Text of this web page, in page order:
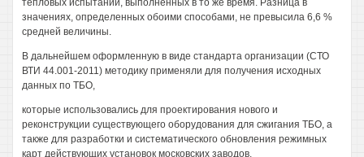
тепловых испытаний, выполненных в то же время. Разница в
значениях, определенных обоими способами, не превысила 6,6 %
средней величины.
В дальнейшем оформленную в виде стандарта организации (СТО
ВТИ 44.001-2011) методику применяли для получения исходных
данных по ТБО,
которые использовались для проектирования нового и
реконструкции существующего оборудования для сжигания ТБО, а
также для разработки и систематического обновления режимных
карт действующих установок московских заводов.